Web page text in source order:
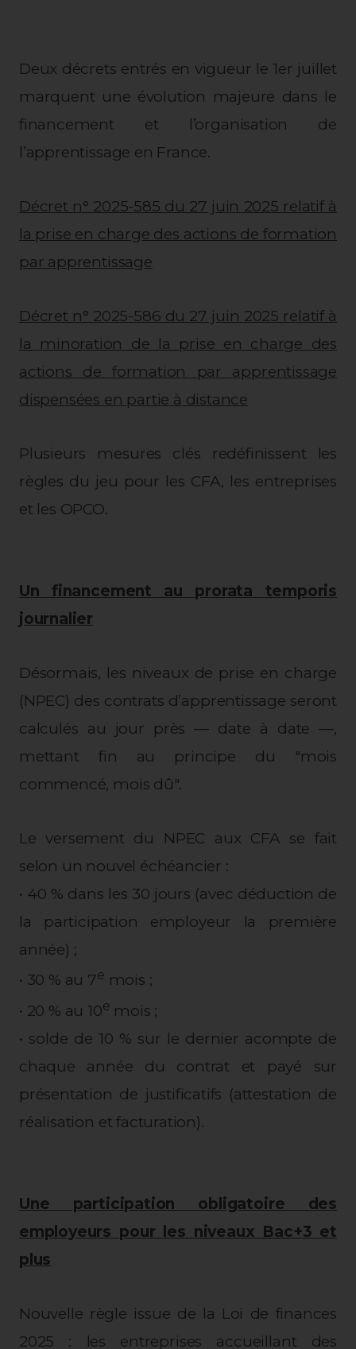
Deux décrets entrés en vigueur le 1er juillet
marquent une évolution majeure dans le
financement et l’organisation de
l’apprentissage en France.
Décret n° 2025-585 du 27 juin 2025 relatif à
la prise en charge des actions de formation
par apprentissage
Décret n° 2025-586 du 27 juin 2025 relatif à
la minoration de la prise en charge des
actions de formation par apprentissage
dispensées en partie à distance
Plusieurs mesures clés redéfinissent les
règles du jeu pour les CFA, les entreprises
et les OPCO.
Un financement au prorata temporis
journalier
Désormais, les niveaux de prise en charge
(NPEC) des contrats d’apprentissage seront
calculés au jour près — date à date —,
mettant fin au principe du "mois
commencé, mois dû".
Le versement du NPEC aux CFA se fait
selon un nouvel échéancier :
• 40 % dans les 30 jours (avec déduction de
la participation employeur la première
année) ;
• 30 % au 7e mois ;
• 20 % au 10e mois ;
• solde de 10 % sur le dernier acompte de
chaque année du contrat et payé sur
présentation de justificatifs (attestation de
réalisation et facturation).
Une participation obligatoire des
employeurs pour les niveaux Bac+3 et
plus
Nouvelle règle issue de la Loi de finances
2025 : les entreprises accueillant des